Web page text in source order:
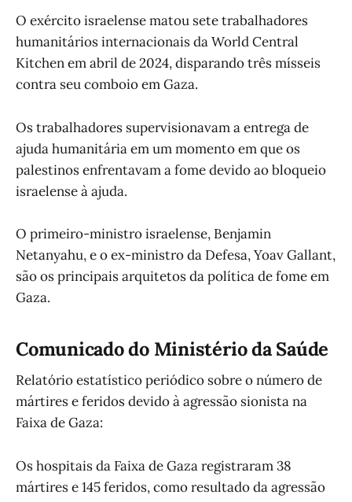
O exército israelense matou sete trabalhadores
humanitários internacionais da World Central
Kitchen em abril de 2024, disparando três mísseis
contra seu comboio em Gaza.
Os trabalhadores supervisionavam a entrega de
ajuda humanitária em um momento em que os
palestinos enfrentavam a fome devido ao bloqueio
israelense à ajuda.
O primeiro-ministro israelense, Benjamin
Netanyahu, e o ex-ministro da Defesa, Yoav Gallant,
são os principais arquitetos da política de fome em
Gaza.
Comunicado do Ministério da Saúde
Relatório estatístico periódico sobre o número de
mártires e feridos devido à agressão sionista na
Faixa de Gaza:
Os hospitais da Faixa de Gaza registraram 38
mártires e 145 feridos, como resultado da agressão